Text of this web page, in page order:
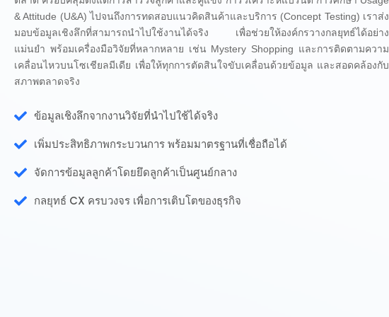
& Attitude (U&A) ไปจนถึงการทดสอบแนวคิดสินค้าและบริการ (Concept Testing) เราส่ง
มอบข้อมูลเชิงลึกที่สามารถนำไปใช้งานได้จริง เพื่อช่วยให้องค์กรวางกลยุทธ์ได้อย่าง
แม่นยำ พร้อมเครื่องมือวิจัยที่หลากหลาย เช่น Mystery Shopping และการติดตามความ
เคลื่อนไหวบนโซเชียลมีเดีย เพื่อให้ทุกการตัดสินใจขับเคลื่อนด้วยข้อมูล และสอดคล้องกับ
สภาพตลาดจริง
ข้อมูลเชิงลึกจากงานวิจัยที่นำไปใช้ได้จริง
เพิ่มประสิทธิภาพกระบวนการ พร้อมมาตรฐานที่เชื่อถือได้
จัดการข้อมูลลูกค้าโดยยึดลูกค้าเป็นศูนย์กลาง
กลยุทธ์ CX ครบวงจร เพื่อการเติบโตของธุรกิจ